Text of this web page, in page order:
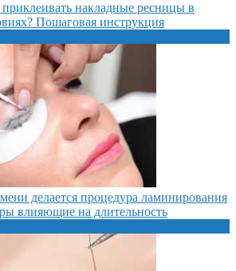
накладные ресницы в
Пошаговая инструкция
делается процедура ламинирования
влияющие на длительность